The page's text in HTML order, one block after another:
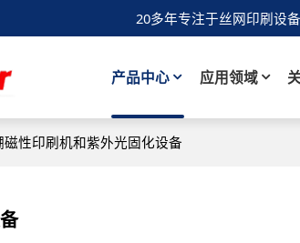
20多年专注于丝网印刷设备
产品中心 应用领域
性印刷机和紫外光固化设备